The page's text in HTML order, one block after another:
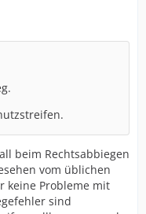
beim Rechtsabbiegen
vom üblichen
keine Probleme mit
sind